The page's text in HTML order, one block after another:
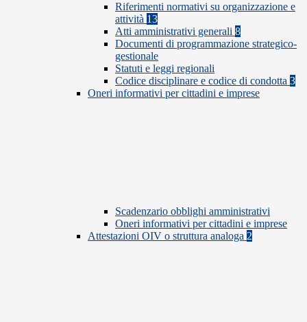
Riferimenti normativi su organizzazione e
attività 13
Atti amministrativi generali 8
Documenti di programmazione strategico-
gestionale
Statuti e leggi regionali
Codice disciplinare e codice di condotta 3
Oneri informativi per cittadini e imprese
Scadenzario obblighi amministrativi
Oneri informativi per cittadini e imprese
Attestazioni OIV o struttura analoga 2